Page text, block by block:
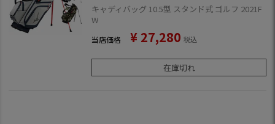
キャディバッグ 10.5型 スタンド式 ゴルフ 2021F
W
当店価格 ¥ 27,280 税込
在庫切れ